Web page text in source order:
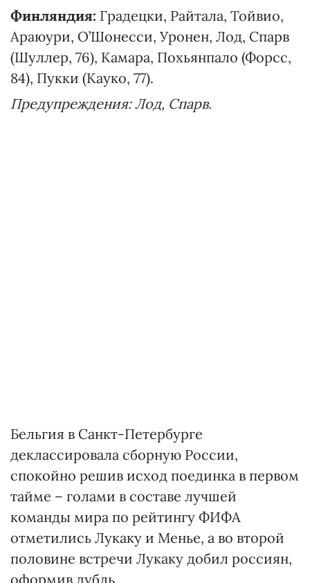
Финляндия: Градецки, Райтала, Тойвио,
Араюури, О’Шонесси, Уронен, Лод, Спарв
(Шуллер, 76), Камара, Похьянпало (Форсс,
84), Пукки (Кауко, 77).
Предупреждения: Лод, Спарв.
Бельгия в Санкт-Петербурге
деклассировала сборную России,
спокойно решив исход поединка в первом
тайме – голами в составе лучшей
команды мира по рейтингу ФИФА
отметились Лукаку и Менье, а во второй
половине встречи Лукаку добил россиян,
оформив дубль.